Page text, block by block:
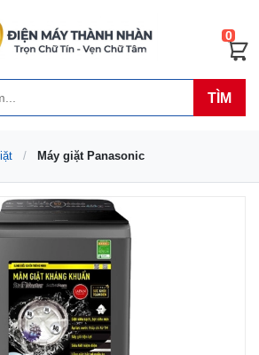
TÌM
0
Máy giặt Panasonic